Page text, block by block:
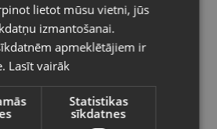
tiks piegādāti uz
būs attēlots izvēlētajā
lietot mūsu vietni, jūs
izmantošanai.
apmeklētājiem ir
Lasīt vairāk
Statistikas
sīkdatnes